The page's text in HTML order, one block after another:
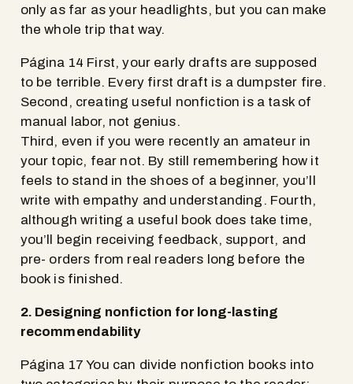
only as far as your headlights, but you can make
the whole trip that way.
Página 14 First, your early drafts are supposed
to be terrible. Every first draft is a dumpster fire.
Second, creating useful nonfiction is a task of
manual labor, not genius.
Third, even if you were recently an amateur in
your topic, fear not. By still remembering how it
feels to stand in the shoes of a beginner, you’ll
write with empathy and understanding. Fourth,
although writing a useful book does take time,
you’ll begin receiving feedback, support, and
pre- orders from real readers long before the
book is finished.
2. Designing nonfiction for long-lasting
recommendability
Página 17 You can divide nonfiction books into